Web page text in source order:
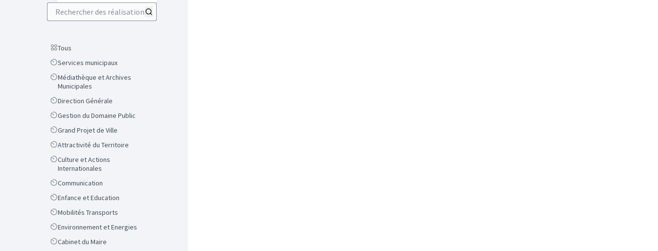
Rechercher des réalisations
Scope
Tous
ScopeServices municipaux
Scope
Médiathèque et Archives
Municipales
ScopeDirection Générale
ScopeGestion du Domaine Public
ScopeGrand Projet de Ville
ScopeAttractivité du Territoire
Scope
Culture et Actions
Internationales
ScopeCommunication
ScopeEnfance et Education
ScopeMobilités Transports
ScopeEnvironnement et Energies
ScopeCabinet du Maire